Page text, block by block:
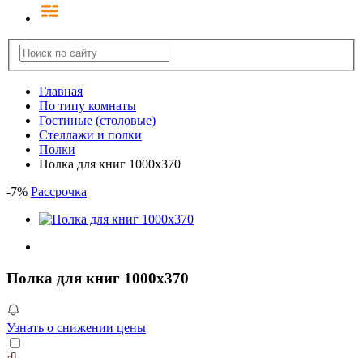
Главная
По типу комнаты
Гостиные (столовые)
Стеллажи и полки
Полки
Полка для книг 1000х370
-7% Рассрочка
Полка для книг 1000х370
Узнать о снижении цены